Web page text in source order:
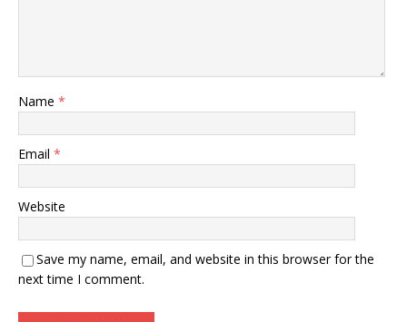
Name *
Email *
Website
Save my name, email, and website in this browser for the
next time I comment.